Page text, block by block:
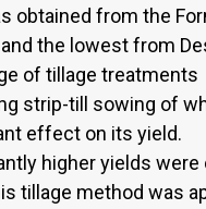
obtained from the
the lowest from
of tillage treatments
strip-till sowing of
effect on its yield.
higher yields were
tillage method was